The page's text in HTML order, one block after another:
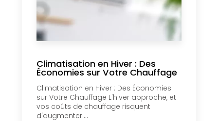
Climatisation en Hiver : Des
Économies sur Votre Chauffage
Climatisation en Hiver : Des Économies
sur Votre Chauffage L'hiver approche, et
vos coûts de chauffage risquent
d'augmenter....